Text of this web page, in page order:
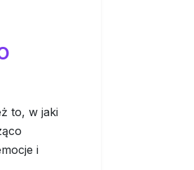
to, w jaki
i